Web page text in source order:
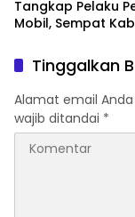
Tangkap Pelaku
Mobil, Sempat
Tinggalkan
Alamat email
wajib ditandai *